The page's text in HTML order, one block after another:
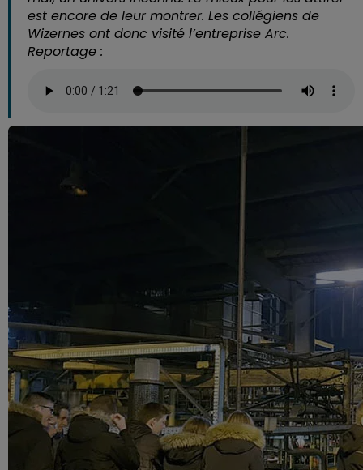
est encore de leur montrer. Les collégiens de
Wizernes ont donc visité l’entreprise Arc.
Reportage :